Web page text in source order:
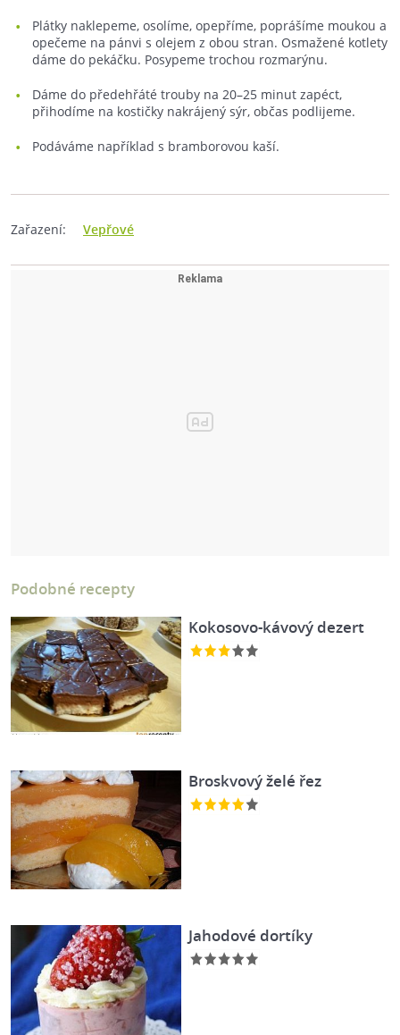
Plátky naklepeme, osolíme, opepříme, poprášíme moukou a
opečeme na pánvi s olejem z obou stran. Osmažené kotlety
dáme do pekáčku. Posypeme trochou rozmarýnu.
Dáme do předehřáté trouby na 20–25 minut zapéct,
přihodíme na kostičky nakrájený sýr, občas podlijeme.
Podáváme například s bramborovou kaší.
Zařazení: Vepřové
Podobné recepty
Kokosovo-kávový dezert
Broskvový želé řez
Jahodové dortíky